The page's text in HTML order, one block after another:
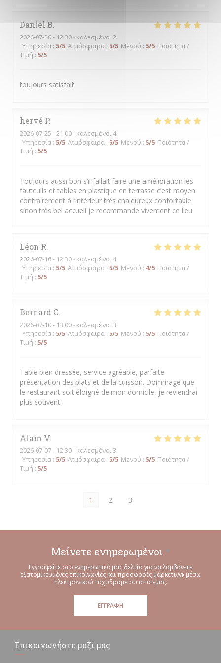
DanielB
2026-07-26- 12:30 - καλεσμένοι 2
Υπηρεσία : 5/5 Ατμόσφαιρα : 5/5 Μενού : 5/5 Ποιότητα /
Τιμή : 5/5
toujours satisfait
hervé P
2026-07-25 - 21:00 - καλεσμένοι 4
Υπηρεσία : 5/5 Ατμόσφαιρα : 5/5 Μενού : 5/5 Ποιότητα /
Τιμή : 5/5
Toujours aussi bon s’il fallait faire une amélioration les
fauteuils et tables en plastique en terrasse c’est moyen
contrairement à l’intérieur très chaleureux confortable
sinon très bel accueil je recommande vivement ce lieu
Léon R
2026-07-16- 12:30 - καλεσμένοι 4
Υπηρεσία : 5/5 Ατμόσφαιρα : 5/5 Μενού : 4/5 Ποιότητα /
Τιμή : 5/5
Bernard C
2026-07-10- 13:00 - καλεσμένοι 3
Υπηρεσία : 5/5 Ατμόσφαιρα : 5/5 Μενού : 5/5 Ποιότητα /
Τιμή : 5/5
Table bien dressée, service agréable, parfaite
présentation des plats et de la cuisson. Dommage que
le restaurant soit éloigné de mon domicile, je reviendrai
plus souvent.
Alain V
2026-07-07- 12:30 - καλεσμένοι 3
Υπηρεσία : 5/5 Ατμόσφαιρα : 5/5 Μενού : 5/5 Ποιότητα /
Τιμή : 5/5
1 2 3
Μείνετε ενημερωμένοι *
Εγγραφείτε στο ενημερωτικό μας δελτίο για να λαμβάνετε
εξατομικευμένες επικοινωνίες και προσφορές μάρκετινγκ μέσω
ηλεκτρονικού ταχυδρομείου από εμάς.
ΕΓΓΡΑΦΉ
Επικοινωνήστε μαζί μας